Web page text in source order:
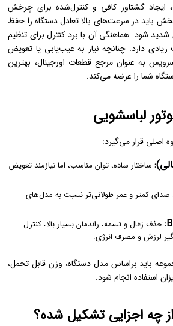
ایجاد گشتاور کافی و کنترل‌شده برای چرخش
باید در سرعت‌های بالا تعادل دستگاه را حفظ
شود. هماهنگی آن با برد کنترل برای تنظیم
دارد. چنانچه نیاز به عیب‌یابی یا تعویض
به عنوان مرجع قطعات اورجینال، بهترین
شما را عرضه می‌کند.
لباسشویی
اصلی قرار می‌گیرد:
ساختار ساده، توان مناسب، اما نیازمند تعویض
صدای کمتر و عمر طولانی‌تر نسبت به مدل‌های
حذف زغال و تسمه، راندمان بسیار بالا، کنترل
لرزش و مصرف انرژی.
باید براساس مدل دستگاه، وزن قابل تحمل،
استفاده انجام شود.
چه اجزایی تشکیل شده؟